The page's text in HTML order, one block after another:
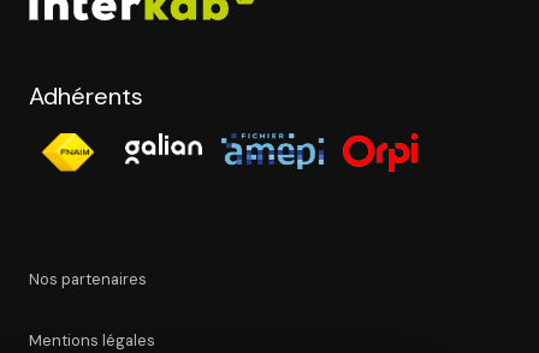
Adhérents
Nos partenaires
Mentions légales